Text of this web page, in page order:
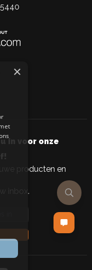
in voor onze
producten en
inbox.
×